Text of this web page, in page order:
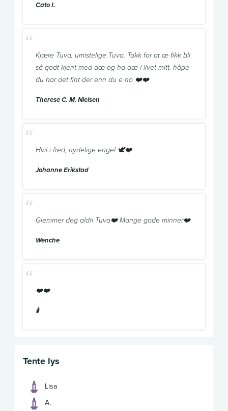
Cato I.
Kjære Tuva, umistelige Tuva. Takk for at æ fikk bli
så godt kjent med dæ og ha dæ i livet mitt. håpe
du har det fint der enn du e no ❤️❤️
Therese C. M. Nielsen
Hvil i fred, nydelige engel 🕊❤️
Johanne Erikstad
Glemmer deg aldri Tuva❤️ Mange gode minner❤️
Wenche
❤️❤️
🕯️
Tente lys
Lisa
A.